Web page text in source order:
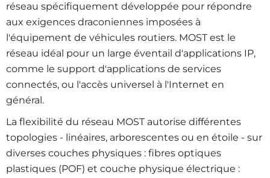
réseau spécifiquement développée pour répondre
aux exigences draconiennes imposées à
l'équipement de véhicules routiers. MOST est le
réseau idéal pour un large éventail d'applications IP,
comme le support d'applications de services
connectés, ou l'accès universel à l'Internet en
général.
La flexibilité du réseau MOST autorise différentes
topologies - linéaires, arborescentes ou en étoile - sur
diverses couches physiques : fibres optiques
plastiques (POF) et couche physique électrique :